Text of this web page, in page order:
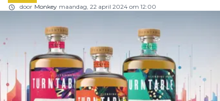
door Monkey maandag, 22 april 2024 om 12:00